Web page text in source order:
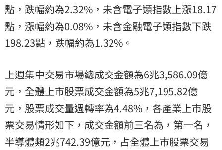
點，跌幅約為2.32%，未含電子類指數上漲18.17
點，漲幅約為0.08%，未含金融電子類指數下跌
198.23點，跌幅約為1.32%。
上週集中交易市場總成交金額為6兆3,586.09億
元，全體上市股票成交金額為5兆7,195.82億
元，股票成交量週轉率為4.48%，各產業上市股
票交易情形如下，成交金額前三名為，第一名，
半導體類2兆742.39億元，占全體上市股票交易